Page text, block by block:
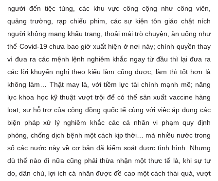
người đến tiệc tùng, các khu vực công cộng như công viên,
quảng trường, rạp chiếu phim, các sự kiện tôn giáo chật ních
người không mang khẩu trang, thoải mái trò chuyện, ăn uống như
thể Covid-19 chưa bao giờ xuất hiện ở nơi này; chính quyền thay
vì đưa ra các mệnh lệnh nghiêm khắc ngay từ đầu thì lại đưa ra
các lời khuyến nghị theo kiểu làm cũng được, làm thì tốt hơn là
không làm… Thật may là, với tiềm lực tài chính mạnh mẽ; năng
lực khoa học kỹ thuật vượt trội để có thể sản xuất vaccine hàng
loạt; sự hỗ trợ của cộng đồng quốc tế cùng với việc áp dụng các
biện pháp xử lý nghiêm khắc các cá nhân vi phạm quy định
phòng, chống dịch bệnh một cách kịp thời… mà nhiều nước trong
số các nước này về cơ bản đã kiểm soát được tình hình. Nhưng
dù thế nào đi nữa cũng phải thừa nhận một thực tế là, khi sự tự
do, dân chủ, lợi ích cá nhân được đề cao một cách thái quá, vượt